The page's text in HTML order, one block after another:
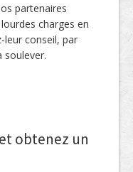
partenaires
charges en
leur conseil, par
soulever.
obtenez un